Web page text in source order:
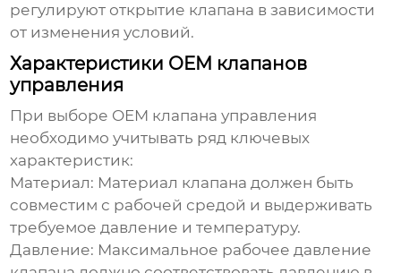
регулируют открытие клапана в зависимости
от изменения условий.
Характеристики OEM клапанов
управления
При выборе OEM клапана управления
необходимо учитывать ряд ключевых
характеристик:
Материал: Материал клапана должен быть
совместим с рабочей средой и выдерживать
требуемое давление и температуру.
Давление: Максимальное рабочее давление